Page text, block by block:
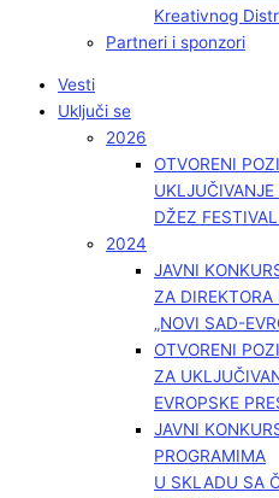
Kreativnog
Partneri i sponzori
Vesti
Uključi se
2026
OTVORENI
DŽEZ
2024
JAVNI
ZA DIREKTORA
„NOVI SAD-
OTVORENI
ZA
EVROPSKE
JAVNI
PROGRAMIMA
U SKLADU SA